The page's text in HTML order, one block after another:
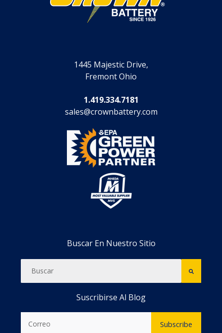
1445 Majestic Drive,
Fremont Ohio
1.419.334.7181
sales@crownbattery.com
Buscar En Nuestro Sitio
Suscribirse Al Blog